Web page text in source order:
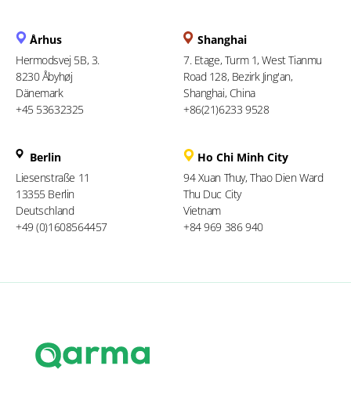
Århus
Hermodsvej 5B, 3.
8230 Åbyhøj
Dänemark
+45 53632325
Shanghai
7. Etage, Turm 1, West Tianmu
Road 128, Bezirk Jing'an,
Shanghai, China
+86(21)6233 9528
Berlin
Liesenstraße 11
13355 Berlin
Deutschland
+49 (0)1608564457
Ho Chi Minh City
94 Xuan Thuy, Thao Dien Ward
Thu Duc City
Vietnam
+84 969 386 940